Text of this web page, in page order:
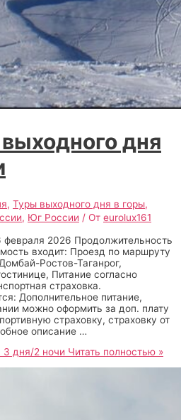
дня
, Туры выходного дня в горы,
, Юг России / От eurolux161
2026 Продолжительность
входит: Проезд по маршруту
Ростов-Таганрог,
Питание согласно
страховка.
Дополнительное питание,
можно оформить за доп. плату
страховку, страховку от
описание …
3 дня/2 ночи Читать полностью »